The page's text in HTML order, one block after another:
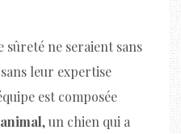
sûreté ne seraient sans
leur expertise
est composée
, un chien qui a